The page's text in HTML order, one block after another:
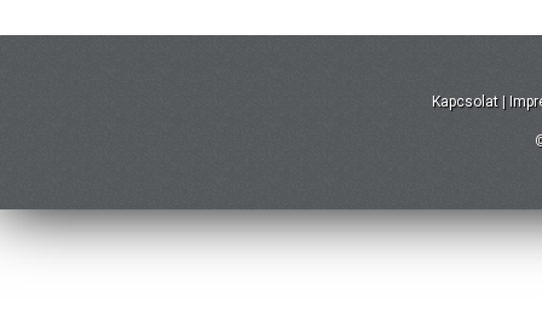
Kapcsolat |